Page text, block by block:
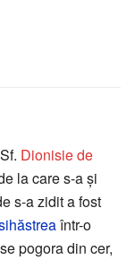
Dionisie de
la care s-a şi
s-a zidit a fost
într-o
pogora din cer,